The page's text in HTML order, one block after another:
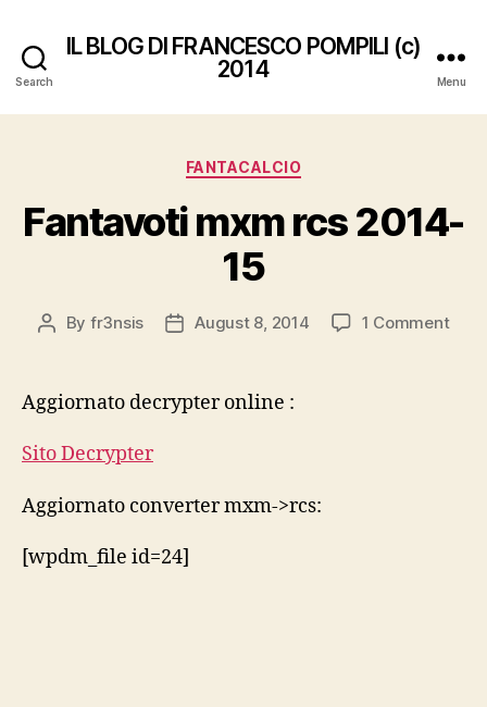
Search
IL BLOG DI FRANCESCO POMPILI (c)
2014
Menu
Categories
FANTACALCIO
Fantavoti mxm rcs 2014-
15
Post
By fr3nsis
PostAugust 8, 2014 1 Commenton
Aggiornato decrypter online :
Sito Decrypter
Aggiornato converter mxm->rcs:
[wpdm_file id=24]